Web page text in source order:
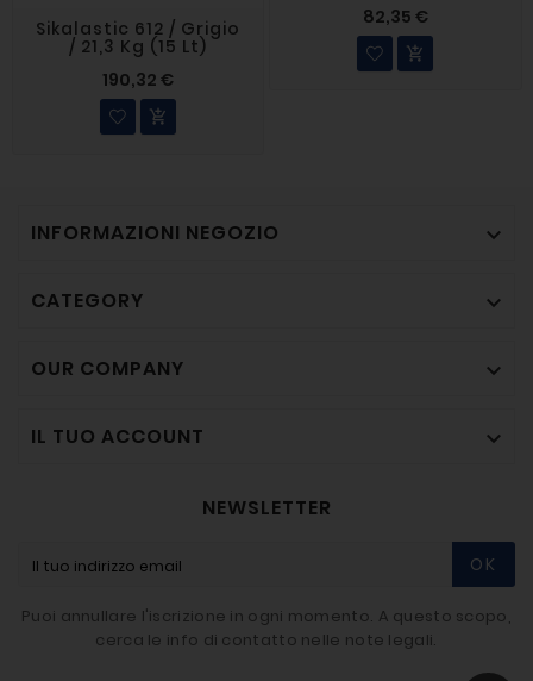
Sikalastic 612 / Grigio
/ 21,3 Kg (15 Lt)
190,32 €

82,35 €

INFORMAZIONI NEGOZIO 
CATEGORY 
OUR COMPANY 
IL TUO ACCOUNT 
NEWSLETTER
OK
Puoi annullare l'iscrizione in ogni momento. A questo scopo,
cerca le info di contatto nelle note legali.